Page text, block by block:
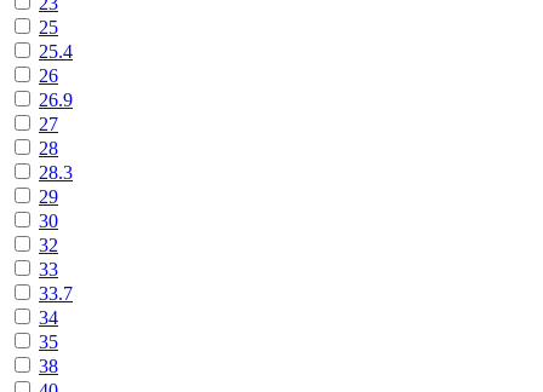
25
25.4
26
26.9
27
28
28.3
29
30
32
33
33.7
34
35
38